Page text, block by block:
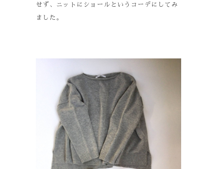
せず、ニットにショールというコーデにしてみ
ました。